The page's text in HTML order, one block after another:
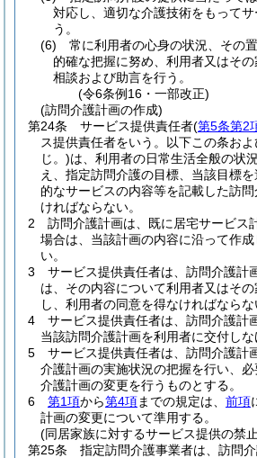
対応し、適切な介護技術をもって
う。
(6)
常に利用者の心身の状況、その
的確な把握に努め、利用者又はそ
相談および助言を行う。
(令6条例16・一部改正)
(訪問介護計画の作成)
第24条
サービス提供責任者(第5条第2
ス提供責任者をいう。以下この条およ
じ。)は、利用者の日常生活全般の状
え、指定訪問介護の目標、当該目標
的なサービスの内容等を記載した訪
ければならない。
2
訪問介護計画は、既に居宅サービス
場合は、当該計画の内容に沿って作
い。
3
サービス提供責任者は、訪問介護計
は、その内容について利用者又はそ
し、利用者の同意を得なければならな
4
サービス提供責任者は、訪問介護計
当該訪問介護計画を利用者に交付しな
5
サービス提供責任者は、訪問介護計
介護計画の実施状況の把握を行い、
介護計画の変更を行うものとする。
6
第1項から第4項までの規定は、 前項
計画の変更について準用する。
(同居家族に対するサービス提供の禁
第25条
指定訪問介護事業者は、訪問